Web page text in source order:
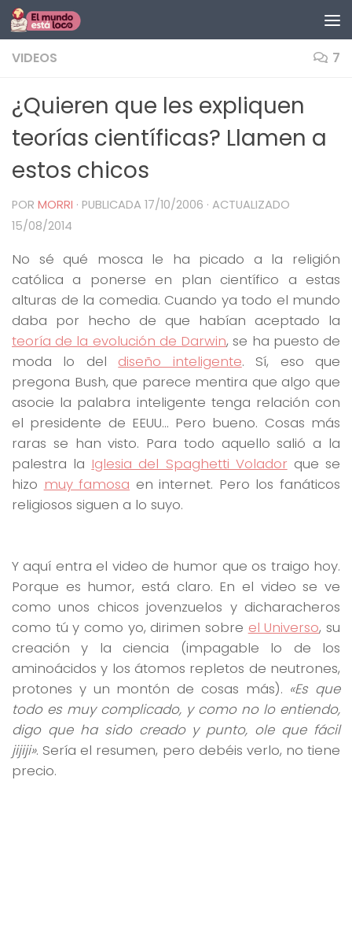
Saltar al contenido
VIDEOS 7
¿Quieren que les expliquen
teorías científicas? Llamen a
estos chicos
POR MORRI · PUBLICADA 17/10/2006 · ACTUALIZADO
15/08/2014
No sé qué mosca le ha picado a la religión
católica a ponerse en plan científico a estas
alturas de la comedia. Cuando ya todo el mundo
daba por hecho de que habían aceptado la
teoría de la evolución de Darwin, se ha puesto de
moda lo del diseño inteligente. Sí, eso que
pregona Bush, que parece mentira que algo que
asocie la palabra inteligente tenga relación con
el presidente de EEUU… Pero bueno. Cosas más
raras se han visto. Para todo aquello salió a la
palestra la Iglesia del Spaghetti Volador que se
hizo muy famosa en internet. Pero los fanáticos
religiosos siguen a lo suyo.
Y aquí entra el video de humor que os traigo hoy.
Porque es humor, está claro. En el video se ve
como unos chicos jovenzuelos y dicharacheros
como tú y como yo, dirimen sobre el Universo, su
creación y la ciencia (impagable lo de los
aminoácidos y los átomos repletos de neutrones,
protones y un montón de cosas más). «Es que
todo es muy complicado, y como no lo entiendo,
digo que ha sido creado y punto, ole que fácil
jijiji». Sería el resumen, pero debéis verlo, no tiene
precio.